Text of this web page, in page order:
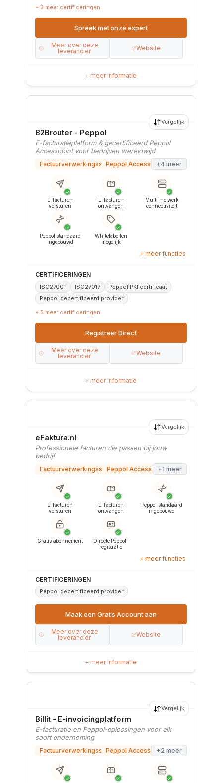
+ 3 meer certificeringen
Spreek met onze expert
Meer over deze
leverancier
Website
+ meer informatie
B2Brouter - Peppol
E-facturatieplatform & gecertificeerd Peppol
Accesspoint voor bedrijven wereldwijd
FactuurverwerkingssoftwarePeppol Access Point+4 meer
✓
E-facturen
versturen
✓
E-facturen
ontvangen
✓
Multi-netwerk
connectiviteit
✓
Peppol standaard
ingebouwd
✓
Whitelabellen
mogelijk
+ meer functies
Vergelijk
CERTIFICERINGEN
ISO27001 ISO27017
Peppol PKI certificaat
Peppol gecertificeerd provider
+ 5 meer certificeringen
Registreer Direct
Meer over deze
leverancier
Website
+ meer informatie
eFaktura.nl
Professionele facturen die passen bij jouw
bedrijf
FactuurverwerkingssoftwarePeppol Access Point+1 meer
✓
E-facturen
versturen
✓
E-facturen
ontvangen
✓
Peppol standaard
ingebouwd
✓
Gratis abonnement
✓
Directe Peppol-
registratie
+ meer functies
Vergelijk
CERTIFICERINGEN
Peppol gecertificeerd provider
Maak een Gratis Account aan
Meer over deze
leverancier
Website
+ meer informatie
Billit - E-invoicingplatform
E-facturatie en Peppol-oplossingen voor elk
soort onderneming
FactuurverwerkingssoftwarePeppol Access Point+2 meer
✓
✓
✓
Vergelijk